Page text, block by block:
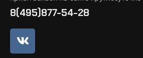
8(495)877-54-28